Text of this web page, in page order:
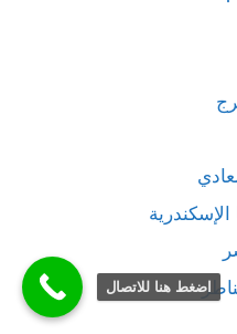
اضغط هنا للاتصال